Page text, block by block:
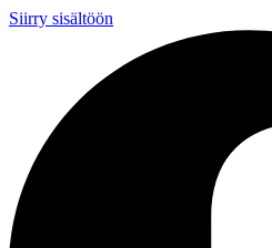
Siirry sisältöön